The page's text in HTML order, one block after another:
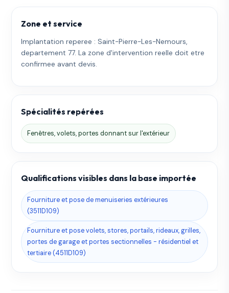
Zone et service
Implantation reperee : Saint-Pierre-Les-Nemours,
departement 77. La zone d'intervention reelle doit etre
confirmee avant devis.
Spécialités repérées
Fenêtres, volets, portes donnant sur l'extérieur
Qualifications visibles dans la base importée
Fourniture et pose de menuiseries extérieures
(3511D109)
Fourniture et pose volets, stores, portails, rideaux, grilles,
portes de garage et portes sectionnelles - résidentiel et
tertiaire (4511D109)